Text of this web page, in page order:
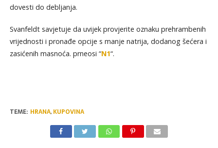
dovesti do debljanja.
Svanfeldt savjetuje da uvijek provjerite oznaku prehrambenih
vrijednosti i pronađe opcije s manje natrija, dodanog šećera i
zasićenih masnoća. prneosi “N1“.
TEME: HRANA, KUPOVINA